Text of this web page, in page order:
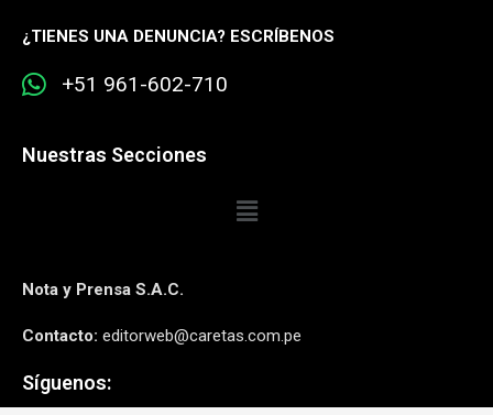
¿TIENES UNA DENUNCIA? ESCRÍBENOS
+51 961-602-710
Nuestras Secciones
Nota y Prensa S.A.C.
Contacto: editorweb@caretas.com.pe
Síguenos: